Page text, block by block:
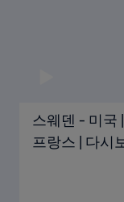
스웨덴 - 미국
프랑스 | 다시